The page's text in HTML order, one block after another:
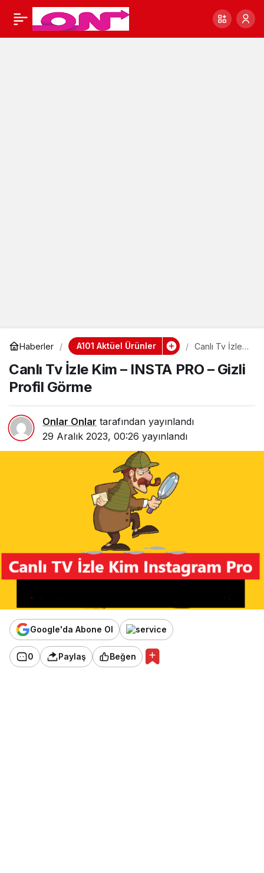
Haberler A101 Aktüel Ürünler
Canlı Tv İzle
PRO – Gizli
Profil Görme
Canlı Tv İzle Kim – INSTA PRO – Gizli
Profil Görme
Onlar Onlar tarafından yayınlandı
29 Aralık 2023, 00:26 yayınlandı
Google'da Abone Ol
0 Paylaş Beğen
Ece Ronay Kimdir? Paylaş